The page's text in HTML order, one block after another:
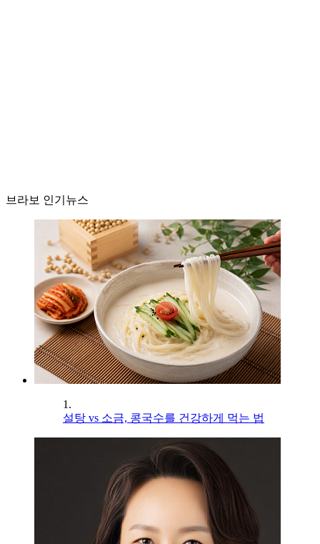
브라보 인기뉴스
1.
설탕 vs 소금, 콩국수를 건강하게 먹는 법